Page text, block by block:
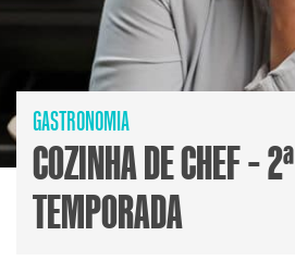
GASTRONOMIA
COZINHA DE CHEF – 2ª
TEMPORADA